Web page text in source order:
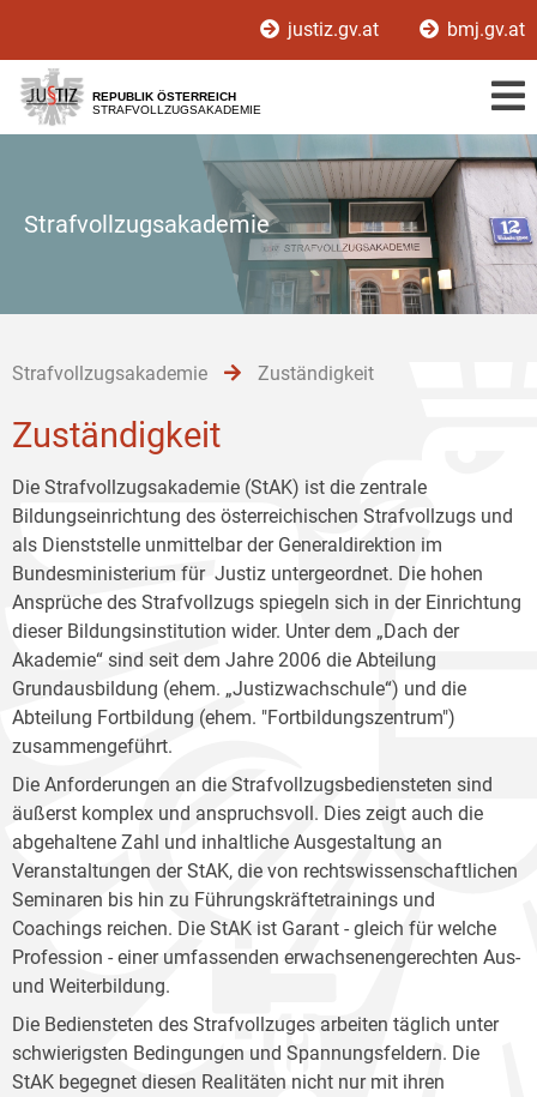
[1]
[2]
[3]
justiz.gv.at bmj.gv.at
REPUBLIK ÖSTERREICH
STRAFVOLLZUGSAKADEMIE
Strafvollzugsakademie
Strafvollzugsakademie Zuständigkeit
Zuständigkeit
Die Strafvollzugsakademie (StAK) ist die zentrale
Bildungseinrichtung des österreichischen Strafvollzugs und
als Dienststelle unmittelbar der Generaldirektion im
Bundesministerium für Justiz untergeordnet. Die hohen
Ansprüche des Strafvollzugs spiegeln sich in der Einrichtung
dieser Bildungsinstitution wider. Unter dem „Dach der
Akademie“ sind seit dem Jahre 2006 die Abteilung
Grundausbildung (ehem. „Justizwachschule“) und die
Abteilung Fortbildung (ehem. "Fortbildungszentrum")
zusammengeführt.
Die Anforderungen an die Strafvollzugsbediensteten sind
äußerst komplex und anspruchsvoll. Dies zeigt auch die
abgehaltene Zahl und inhaltliche Ausgestaltung an
Veranstaltungen der StAK, die von rechtswissenschaftlichen
Seminaren bis hin zu Führungskräftetrainings und
Coachings reichen. Die StAK ist Garant - gleich für welche
Profession - einer umfassenden erwachsenengerechten Aus-
und Weiterbildung.
Die Bediensteten des Strafvollzuges arbeiten täglich unter
schwierigsten Bedingungen und Spannungsfeldern. Die
StAK begegnet diesen Realitäten nicht nur mit ihren